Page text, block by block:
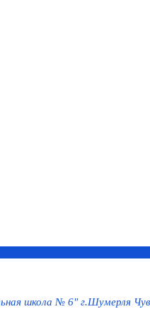
школа № 6" г.Шумерля